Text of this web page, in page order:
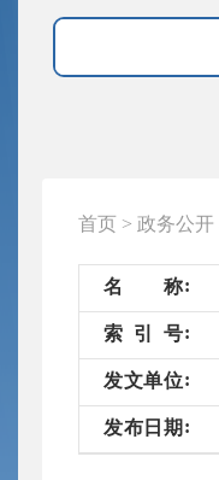
首页 > 政务公开
名 称
索 引 号
发文单位
发布 日 期